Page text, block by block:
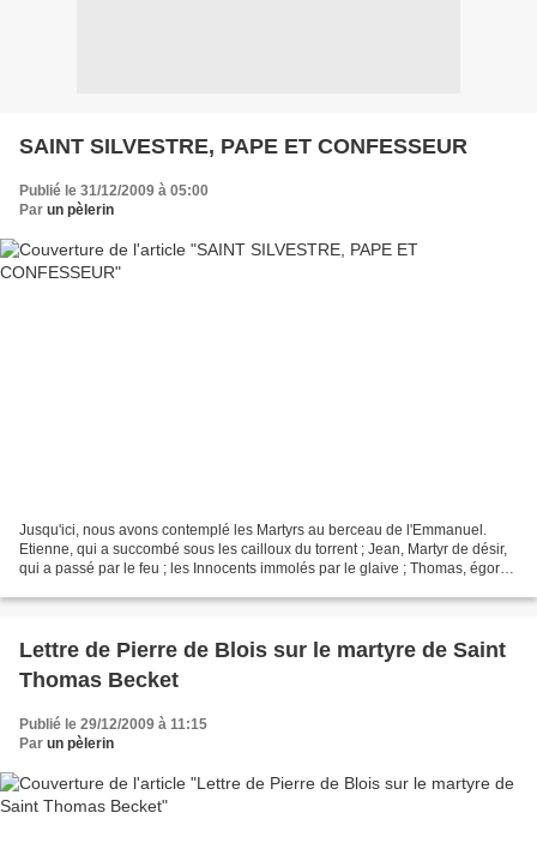
SAINT SILVESTRE, PAPE ET CONFESSEUR
Publié le 31/12/2009 à 05:00
Par un pèlerin
Jusqu'ici, nous avons contemplé les Martyrs au berceau de l'Emmanuel.
Etienne, qui a succombé sous les cailloux du torrent ; Jean, Martyr de désir,
qui a passé par le feu ; les Innocents immolés par le glaive ; Thomas, égorgé
Lettre de Pierre de Blois sur le martyre de Saint
Thomas Becket
Publié le 29/12/2009 à 11:15
Par un pèlerin